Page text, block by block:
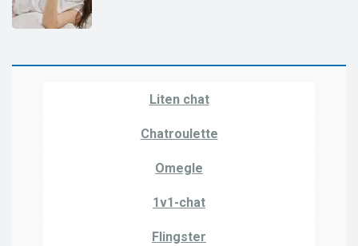
Liten chat
Chatroulette
Omegle
1v1-chat
Flingster